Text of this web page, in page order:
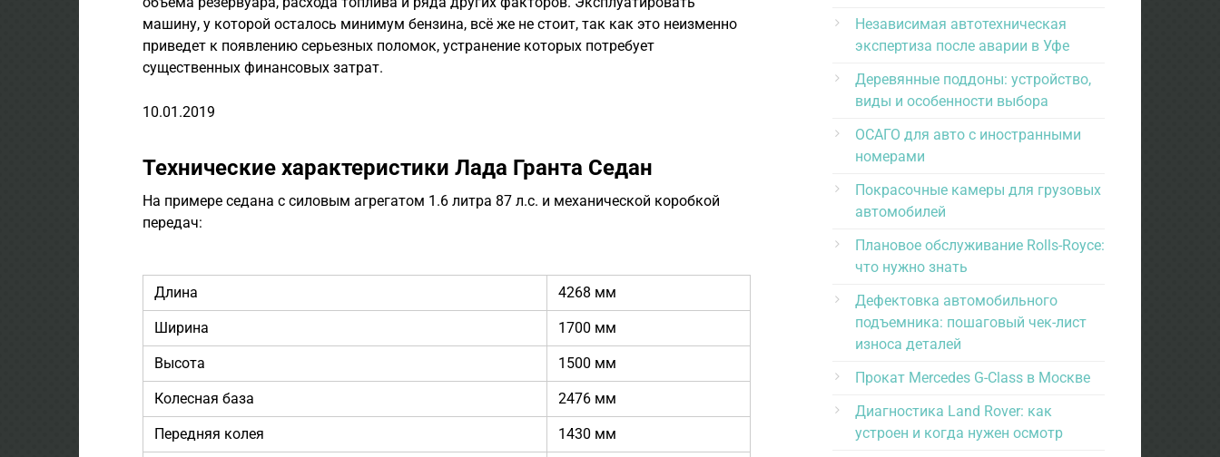
машину, у которой осталось минимум бензина, всё же не стоит, так как это неизменно
приведет к появлению серьезных поломок, устранение которых потребует
существенных финансовых затрат.
10.01.2019
Технические характеристики Лада Гранта Седан
На примере седана с силовым агрегатом 1.6 литра 87 л.с. и механической коробкой
передач:
Длина 4268 мм
Ширина 1700 мм
Высота 1500 мм
Колесная база 2476 мм
Передняя колея 1430 мм
Независимая автотехническая
экспертиза после аварии в Уфе
Деревянные поддоны: устройство,
виды и особенности выбора
ОСАГО для авто с иностранными
номерами
Покрасочные камеры для грузовых
автомобилей
Плановое обслуживание Rolls-Royce:
что нужно знать
Дефектовка автомобильного
подъемника: пошаговый чек-лист
износа деталей
Прокат Mercedes G-Class в Москве
Диагностика Land Rover: как
устроен и когда нужен осмотр